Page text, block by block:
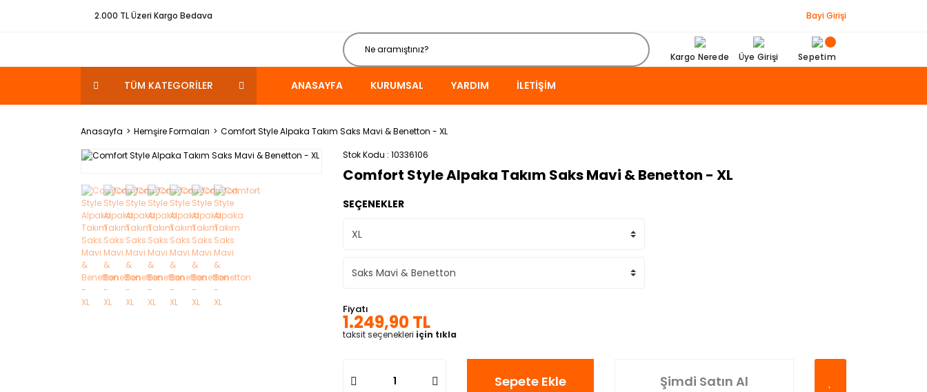
2.000 TL Üzeri Kargo Bedava Bayi Girişi
Kargo Nerede Üye Girişi Sepetim
TÜM KATEGORİLER ANASAYFA KURUMSAL YARDIM İLETIŞIM
Anasayfa Hemşire Formaları
Comfort Style Alpaka Takım Saks Mavi & Benetton - XL
Stok Kodu 10336106
Comfort Style Alpaka Takım Saks Mavi & Benetton - XL
SEÇENEKLER
Fiyatı
1.249,90 TL
taksit seçenekleri için tıkla
Sepete Ekle Şimdi Satın Al